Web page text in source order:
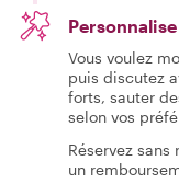
Vous voulez
puis discutez
forts, sauter
selon vos
Réservez
un